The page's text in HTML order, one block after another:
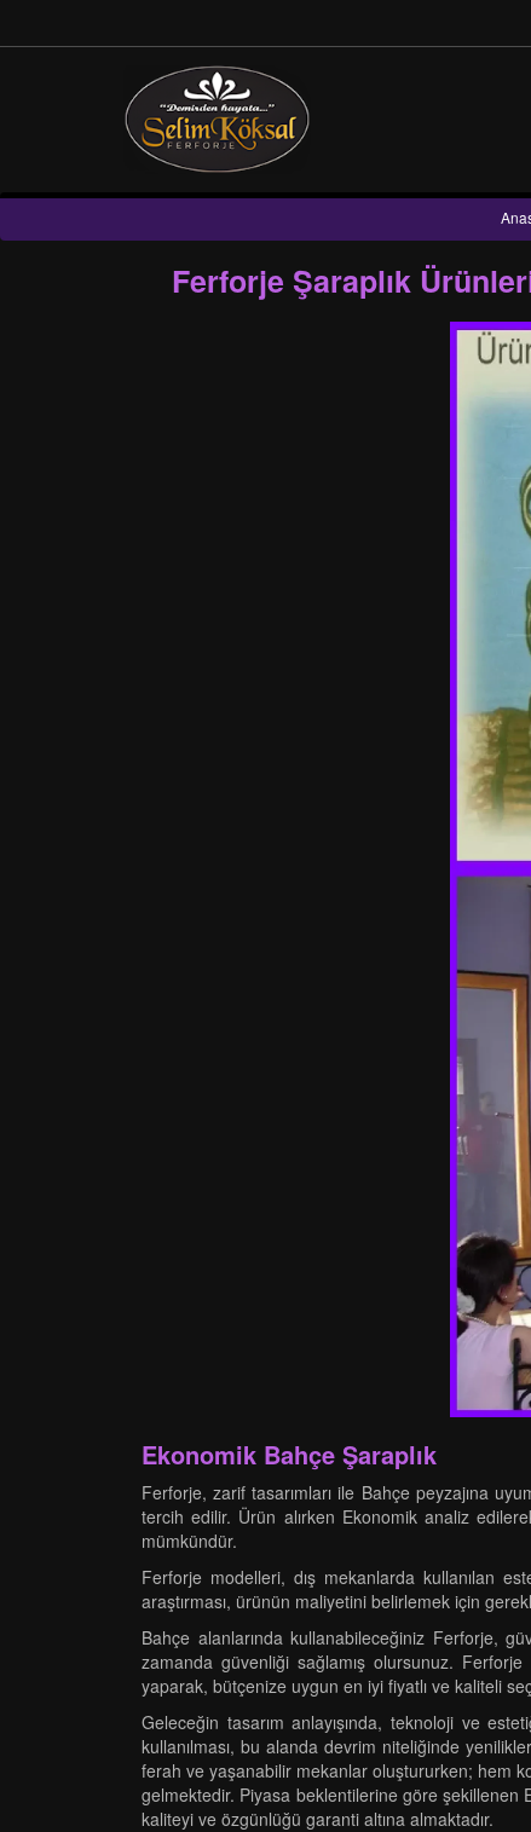
Ferforje Şaraplık
Ekonomik Bahçe Şaraplık
Ferforje, zarif tasarımları ile Bahçe peyzajına
tercih edilir. Ürün alırken Ekonomik analiz
mümkündür.
Ferforje modelleri, dış mekanlarda kullanılan
araştırması, ürünün maliyetini belirlemek için
Bahçe alanlarında kullanabileceğiniz Ferforje,
zamanda güvenliği sağlamış olursunuz.
yaparak, bütçenize uygun en iyi fiyatlı ve kaliteli
Geleceğin tasarım anlayışında, teknoloji ve
kullanılması, bu alanda devrim niteliğinde
ferah ve yaşanabilir mekanlar oluştururken; hem
gelmektedir. Piyasa beklentilerine göre şekillenen
kaliteyi ve özgünlüğü garanti altına almaktadır.